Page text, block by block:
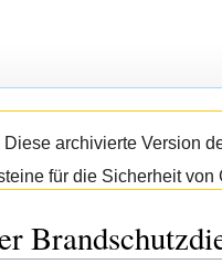
Diese archivierte Version
für die Sicherheit